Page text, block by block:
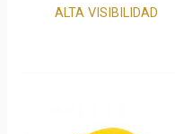
ALTA VISIBILIDAD